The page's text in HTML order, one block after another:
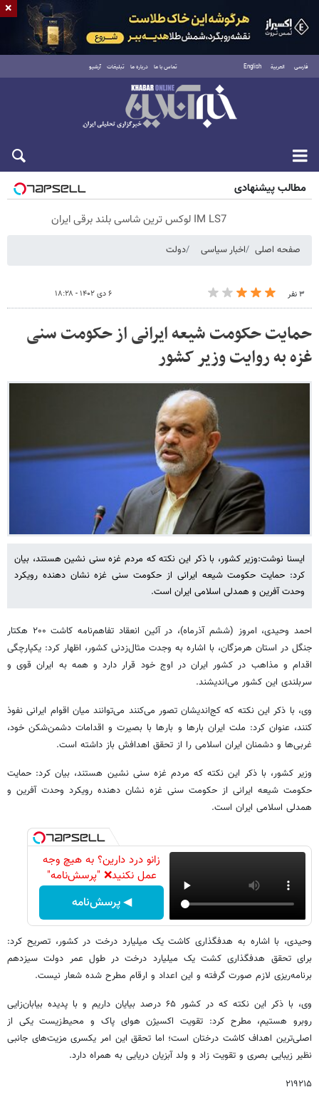
فارسی العربية English تماس با ما درباره ما تبلیغات آرشیو
پنجشنبه ۱۵ مرداد ۱۴۰۵
مطالب پیشنهادی
IM LS7 لوکس ترین شاسی بلند برقی ایران
صفحه اصلی اخبار سیاسی دولت
۳ نفر ۶ دی ۱۴۰۲ - ۱۸:۲۸
حمایت حکومت شیعه ایرانی از حکومت سنی
غزه به روایت وزیر کشور
ایسنا نوشت:وزیر کشور، با ذکر این نکته که مردم غزه سنی نشین هستند، بیان
کرد: حمایت حکومت شیعه ایرانی از حکومت سنی غزه نشان دهنده رویکرد
وحدت آفرین و همدلی اسلامی ایران است.
احمد وحیدی، امروز (ششم آذرماه)، در آئین انعقاد تفاهم‌نامه کاشت ۲۰۰ هکتار
جنگل در استان هرمزگان، با اشاره به وجدت مثال‌زدنی کشور، اظهار کرد: یکپارچگی
اقدام و مذاهب در کشور ایران در اوج خود قرار دارد و همه به ایران قوی و
سربلندی این کشور می‌اندیشند.
وی، با ذکر این نکته که کج‌اندیشان تصور می‌کنند می‌توانند میان اقوام ایرانی نفوذ
کنند، عنوان کرد: ملت ایران بارها و بارها با بصیرت و اقدامات دشمن‌شکن خود،
غربی‌ها و دشمنان ایران اسلامی را از تحقق اهدافش باز داشته است.
وزیر کشور، با ذکر این نکته که مردم غزه سنی نشین هستند، بیان کرد: حمایت
حکومت شیعه ایرانی از حکومت سنی غزه نشان دهنده رویکرد وحدت آفرین و
همدلی اسلامی ایران است.
زانو درد دارین؟ به هیچ وجه
عمل نکنید❌ "پرسش‌نامه"
◀ پرسش‌نامه
وحیدی، با اشاره به هدفگذاری کاشت یک میلیارد درخت در کشور، تصریح کرد:
برای تحقق هدفگذاری کشت یک میلیارد درخت در طول عمر دولت سیزدهم
برنامه‌ریزی لازم صورت گرفته و این اعداد و ارقام مطرح شده شعار نیست.
وی، با ذکر این نکته که در کشور ۶۵ درصد بیایان داریم و با پدیده بیابان‌زایی
روبرو هستیم، مطرح کرد: تقویت اکسیژن هوای پاک و محیط‌زیست یکی از
اصلی‌ترین اهداف کاشت درختان است؛ اما تحقق این امر یکسری مزیت‌های جانبی
نظیر زیبایی بصری و تقویت زاد و ولد آبزیان دریایی به همراه دارد.
۲۱۹۲۱۵
×